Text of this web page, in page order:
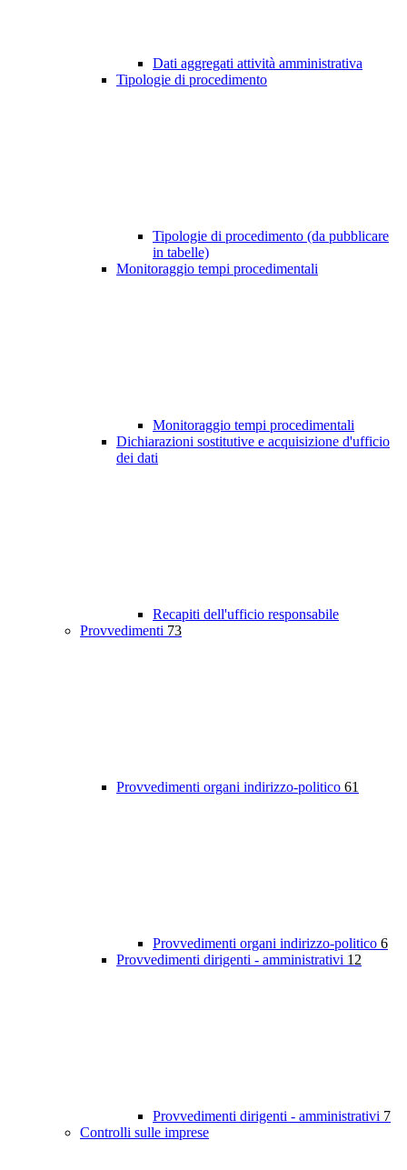
Dati aggregati attività amministrativa
Tipologie di procedimento
Tipologie di procedimento (da pubblicare
in tabelle)
Monitoraggio tempi procedimentali
Monitoraggio tempi procedimentali
Dichiarazioni sostitutive e acquisizione d'ufficio
dei dati
Recapiti dell'ufficio responsabile
Provvedimenti 73
Provvedimenti organi indirizzo-politico 61
Provvedimenti organi indirizzo-politico 6
Provvedimenti dirigenti - amministrativi 12
Provvedimenti dirigenti - amministrativi 7
Controlli sulle imprese